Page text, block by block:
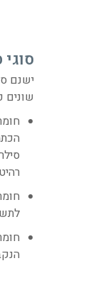
ישנם
שונים